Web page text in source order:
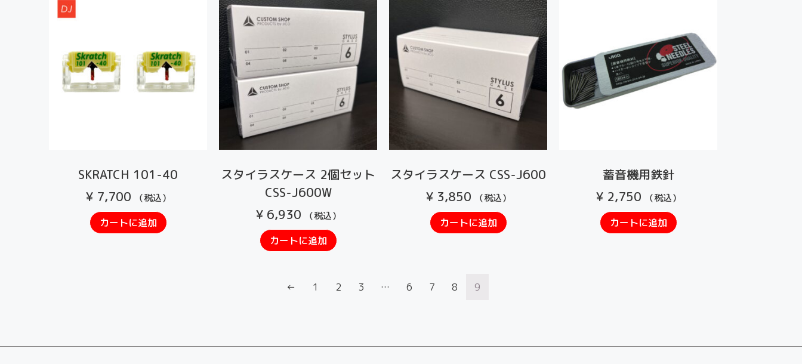
SKRATCH 101-40
¥7,700 （税込）
カートに追加
スタイラスケース 2個セット
CSS-J600W
¥6,930 （税込）
カートに追加
スタイラスケース CSS-J600
¥3,850 （税込）
カートに追加
蓄音機用鉄針
¥2,750 （税込）
カートに追加
← 1 2 3 … 6 7 8 9